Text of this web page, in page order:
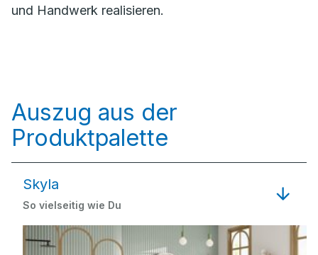
und Handwerk realisieren.
Auszug aus der
Produktpalette
Skyla
So vielseitig wie Du